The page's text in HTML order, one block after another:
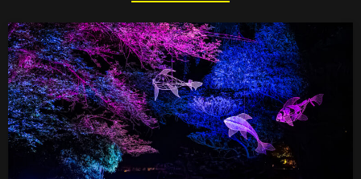
ARBORESCENCES
Création Vidéomapping